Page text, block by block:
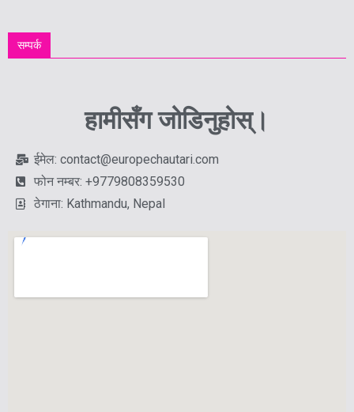
सम्पर्क
हामीसँग जोडिनुहोस्।
ईमेल: contact@europechautari.com
फोन नम्बर: +9779808359530
ठेगाना: Kathmandu, Nepal